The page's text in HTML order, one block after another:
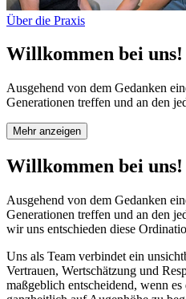
Über die Praxis
Willkommen bei uns!
Ausgehend von dem Gedanken
Generationen treffen und an den
Mehr anzeigen
Willkommen bei uns!
Ausgehend von dem Gedanken
Generationen treffen und an den
wir uns entschieden diese
Uns als Team verbindet ein
Vertrauen, Wertschätzung und
maßgeblich entscheidend, wenn